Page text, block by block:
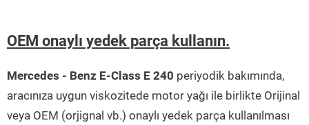
OEM onaylı yedek parça kullanın.
Mercedes - Benz E-Class E 240 periyodik bakımında,
aracınıza uygun viskozitede motor yağı ile birlikte Orijinal
veya OEM (orjignal vb.) onaylı yedek parça kullanılması